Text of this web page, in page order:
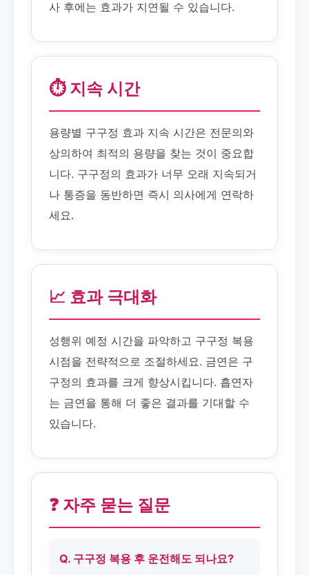
사 후에는 효과가 지연될 수 있습니다.
⏱️ 지속 시간
용량별 구구정 효과 지속 시간은 전문의와
상의하여 최적의 용량을 찾는 것이 중요합
니다. 구구정의 효과가 너무 오래 지속되거
나 통증을 동반하면 즉시 의사에게 연락하
세요.
📈 효과 극대화
성행위 예정 시간을 파악하고 구구정 복용
시점을 전략적으로 조절하세요. 금연은 구
구정의 효과를 크게 향상시킵니다. 흡연자
는 금연을 통해 더 좋은 결과를 기대할 수
있습니다.
❓ 자주 묻는 질문
Q. 구구정 복용 후 운전해도 되나요?